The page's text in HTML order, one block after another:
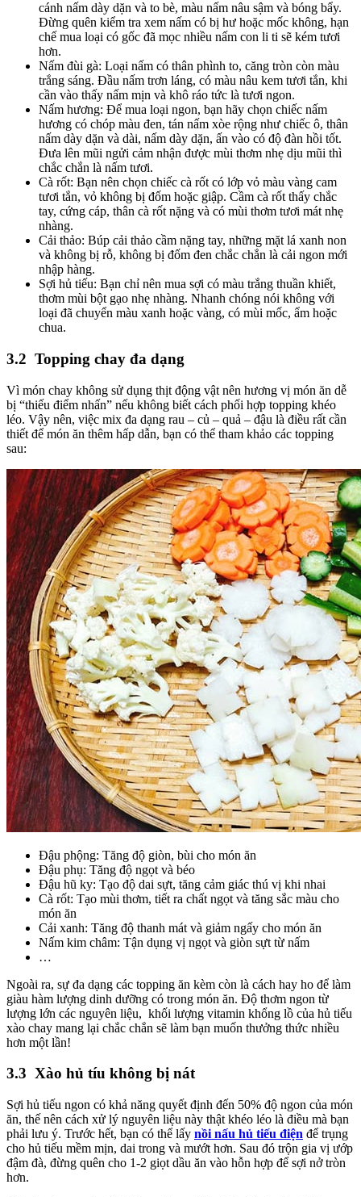
cánh nấm dày dặn và to bè, màu nấm nâu sậm và bóng bẩy.
Đừng quên kiểm tra xem nấm có bị hư hoặc mốc không, hạn
chế mua loại có gốc đã mọc nhiều nấm con li ti sẽ kém tươi
hơn.
Nấm đùi gà: Loại nấm có thân phình to, căng tròn còn màu
trắng sáng. Đầu nấm trơn láng, có màu nâu kem tươi tắn, khi
cần vào thấy nấm mịn và khô ráo tức là tươi ngon.
Nấm hương: Để mua loại ngon, bạn hãy chọn chiếc nấm
hương có chóp màu đen, tán nấm xòe rộng như chiếc ô, thân
nấm dày dặn và dài, nấm dày dặn, ấn vào có độ đàn hồi tốt.
Đưa lên mũi ngửi cảm nhận được mùi thơm nhẹ dịu mũi thì
chắc chắn là nấm tươi.
Cà rốt: Bạn nên chọn chiếc cà rốt có lớp vỏ màu vàng cam
tươi tắn, vỏ không bị đốm hoặc giập. Cầm cà rốt thấy chắc
tay, cứng cáp, thân cà rốt nặng và có mùi thơm tươi mát nhẹ
nhàng.
Cải thảo: Búp cải thảo cầm nặng tay, những mặt lá xanh non
và không bị rỗ, không bị đốm đen chắc chắn là cải ngon mới
nhập hàng.
Sợi hủ tiếu: Bạn chỉ nên mua sợi có màu trắng thuần khiết,
thơm mùi bột gạo nhẹ nhàng. Nhanh chóng nói không với
loại đã chuyển màu xanh hoặc vàng, có mùi mốc, ẩm hoặc
chua.
3.2 Topping chay đa dạng
Vì món chay không sử dụng thịt động vật nên hương vị món ăn dễ
bị “thiếu điểm nhấn” nếu không biết cách phối hợp topping khéo
léo. Vậy nên, việc mix đa dạng rau – củ – quả – đậu là điều rất cần
thiết để món ăn thêm hấp dẫn, bạn có thể tham khảo các topping
sau:
Đậu phộng: Tăng độ giòn, bùi cho món ăn
Đậu phụ: Tăng độ ngọt và béo
Đậu hũ ky: Tạo độ dai sựt, tăng cảm giác thú vị khi nhai
Cà rốt: Tạo mùi thơm, tiết ra chất ngọt và tăng sắc màu cho
món ăn
Cải xanh: Tăng độ thanh mát và giảm ngấy cho món ăn
Nấm kim châm: Tận dụng vị ngọt và giòn sựt từ nấm
…
Ngoài ra, sự đa dạng các topping ăn kèm còn là cách hay ho để làm
giàu hàm lượng dinh dưỡng có trong món ăn. Độ thơm ngon từ
lượng lớn các nguyên liệu, khối lượng vitamin khổng lồ của hủ tiếu
xào chay mang lại chắc chắn sẽ làm bạn muốn thưởng thức nhiều
hơn một lần!
3.3 Xào hủ tíu không bị nát
Sợi hủ tiếu ngon có khả năng quyết định đến 50% độ ngon của món
ăn, thế nên cách xử lý nguyên liệu này thật khéo léo là điều mà bạn
phải lưu ý. Trước hết, bạn có thể lấy nồi nấu hủ tiếu điện để trụng
cho hủ tiếu mềm mịn, dai trong và mướt hơn. Sau đó trộn gia vị ướp
đậm đà, đừng quên cho 1-2 giọt dầu ăn vào hỗn hợp để sợi nở tròn
hơn.